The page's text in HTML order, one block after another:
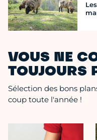
VOUS NE
TOUJOURS
Sélection des bons
coup toute l'année !